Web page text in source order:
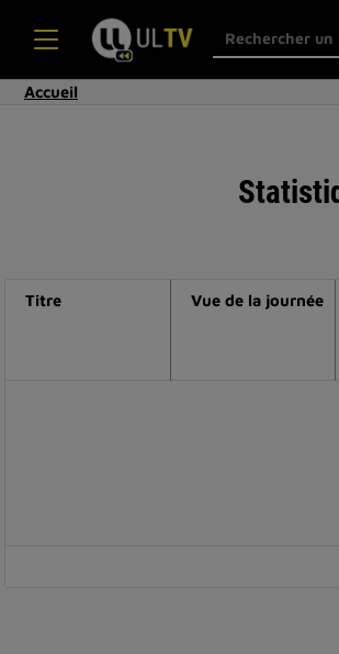
Accueil
Titre Vue de la journée